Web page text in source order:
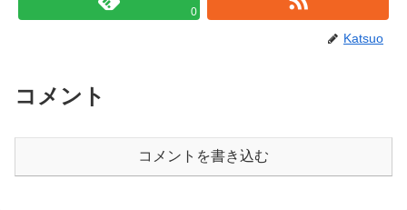
0
Katsuo
コメント
コメントを書き込む